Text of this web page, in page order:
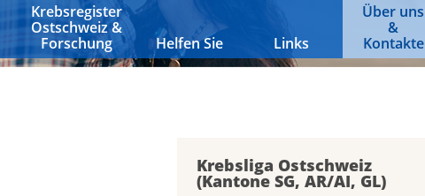
Krebsregister
Ostschweiz &
Forschung
Helfen Sie Links
Über uns
&
Kontakte
Krebsliga Ostschweiz
(Kantone SG, AR/AI, GL)